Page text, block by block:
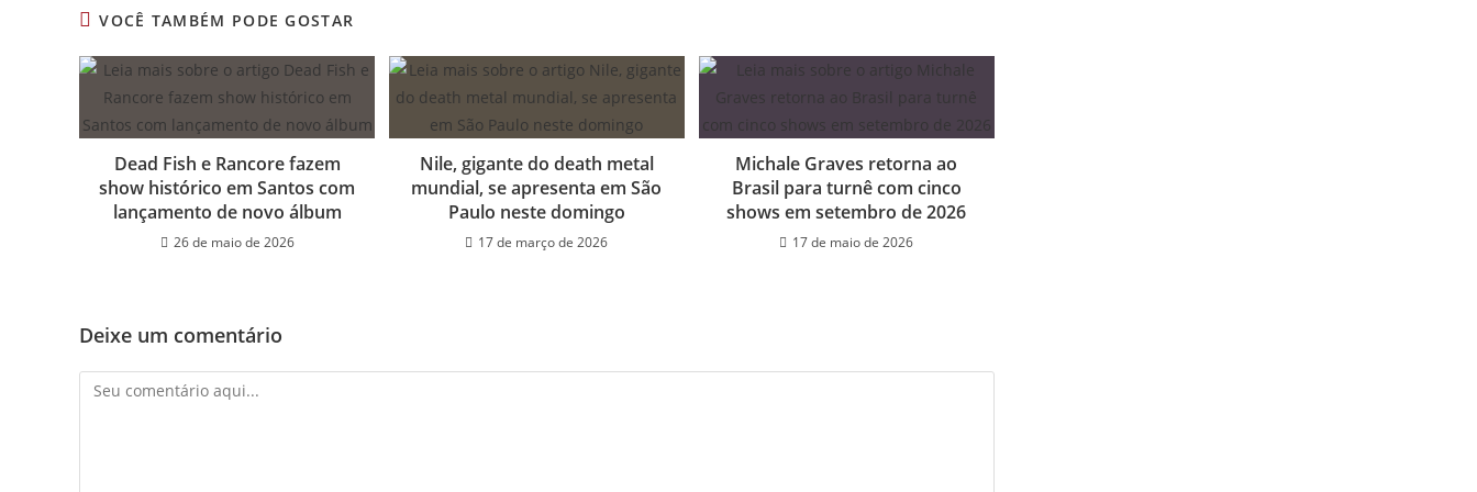
VOCÊ TAMBÉM PODE GOSTAR
Dead Fish e Rancore fazem
show histórico em Santos com
lançamento de novo álbum
26 de maio de 2026
Nile, gigante do death metal
mundial, se apresenta em São
Paulo neste domingo
17 de março de 2026
Michale Graves retorna ao
Brasil para turnê com cinco
shows em setembro de 2026
17 de maio de 2026
Deixe um comentário
Comentário